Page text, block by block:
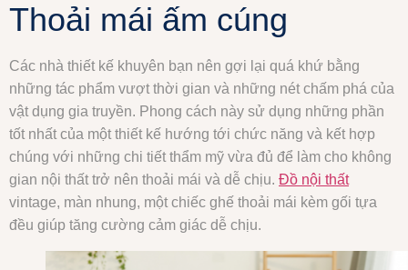
Thoải mái ấm cúng
Các nhà thiết kế khuyên bạn nên gợi lại quá khứ bằng
những tác phẩm vượt thời gian và những nét chấm phá của
vật dụng gia truyền. Phong cách này sử dụng những phần
tốt nhất của một thiết kế hướng tới chức năng và kết hợp
chúng với những chi tiết thẩm mỹ vừa đủ để làm cho không
gian nội thất trở nên thoải mái và dễ chịu. Đồ nội thất
vintage, màn nhung, một chiếc ghế thoải mái kèm gối tựa
đều giúp tăng cường cảm giác dễ chịu.